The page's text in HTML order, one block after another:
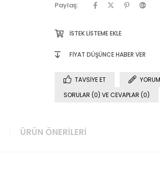
Paylaş:
İSTEK LISTEME EKLE
FIYAT DÜŞÜNCE HABER VER
TAVSIYE ET
SORULAR (0) VE CEVAPLAR (0)
ÜRÜN ÖNERILERI